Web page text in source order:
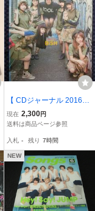
【 CDジャーナル 2016年
3月号 】表紙/巻頭カラー
特集：BiSH
現在 2,300円
送料は商品ページ参照
入札 - 残り 7時間
NEW